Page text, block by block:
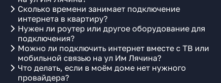
Сколько времени занимает подключение
интернета в квартиру?
Нужен ли роутер или другое оборудование для
подключения?
Можно ли подключить интернет вместе с ТВ или
мобильной связью на ул Им Лячина?
Что делать, если в моём доме нет нужного
провайдера?